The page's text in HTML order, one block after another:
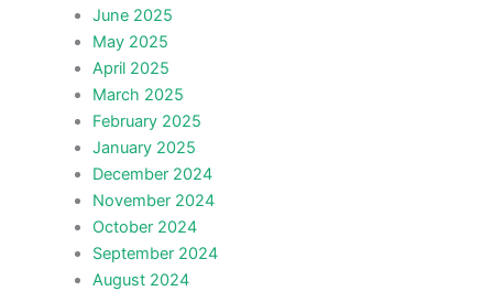
June 2025
May 2025
April 2025
March 2025
February 2025
January 2025
December 2024
November 2024
October 2024
September 2024
August 2024